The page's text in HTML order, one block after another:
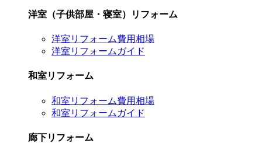
洋室（子供部屋・寝室）リフォーム
洋室リフォーム費用相場
洋室リフォームガイド
和室リフォーム
和室リフォーム費用相場
和室リフォームガイド
廊下リフォーム